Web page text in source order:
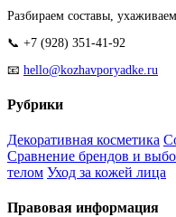
Разбираем составы,
📞 +7 (928) 351-41-92
📧 hello@kozhavporyadke.ru
Рубрики
Декоративная косметика
Сравнение брендов и
телом Уход за кожей лица
Правовая информация